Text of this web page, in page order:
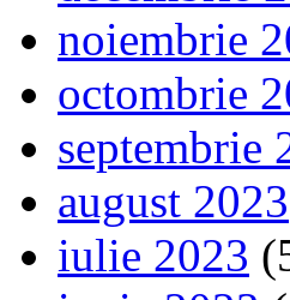
noiembrie
octombrie
septembrie
august 2023
iulie 2023